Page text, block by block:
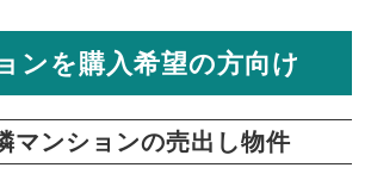
万円
蒲郡
ンを購入希望の方向け
マンションの売出し物件